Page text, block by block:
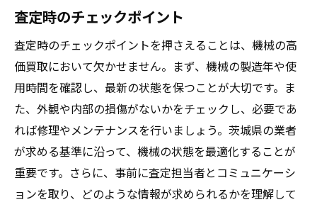
査定時のチェックポイント
査定時のチェックポイントを押さえることは、機械の高
価買取において欠かせません。まず、機械の製造年や使
用時間を確認し、最新の状態を保つことが大切です。ま
た、外観や内部の損傷がないかをチェックし、必要であ
れば修理やメンテナンスを行いましょう。茨城県の業者
が求める基準に沿って、機械の状態を最適化することが
重要です。さらに、事前に査定担当者とコミュニケーシ
ョンを取り、どのような情報が求められるかを理解して